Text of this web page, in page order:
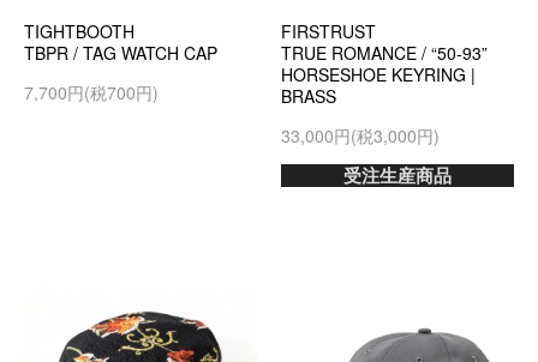
TIGHTBOOTH
TBPR / TAG WATCH CAP
7,700円(税700円)
FIRSTRUST
TRUE ROMANCE / “50-93”
HORSESHOE KEYRING |
BRASS
33,000円(税3,000円)
受注生産商品